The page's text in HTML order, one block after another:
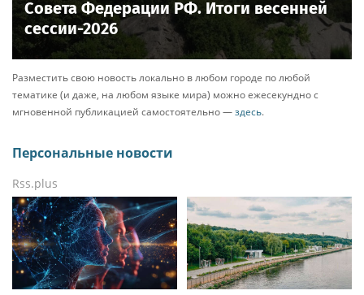
Совета Федерации РФ. Итоги весенней
сессии-2026
Разместить свою новость локально в любом городе по любой
тематике (и даже, на любом языке мира) можно ежесекундно с
мгновенной публикацией самостоятельно —здесь.
Персональные новости
Rss.plus